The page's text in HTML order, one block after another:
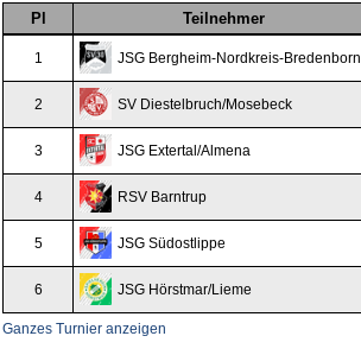
Pl Teilnehmer
1 JSG Bergheim-Nordkreis-Bredenborn
2 SV Diestelbruch/Mosebeck
3 JSG Extertal/Almena
4 RSV Barntrup
5 JSG Südostlippe
6 JSG Hörstmar/Lieme
Ganzes Turnier anzeigen